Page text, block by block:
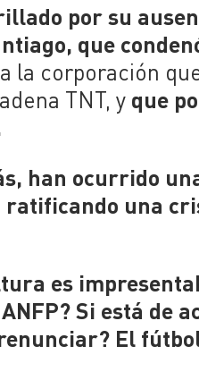
por su
que
la corporación
TNT, y que
han ocurrido
una
es
Si está de
El